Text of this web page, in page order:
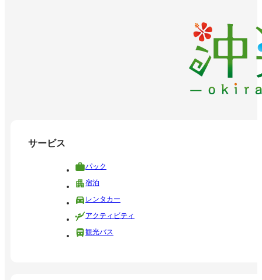
サービス
パック
宿泊
レンタカー
アクティビティ
観光バス